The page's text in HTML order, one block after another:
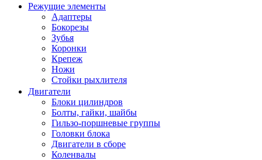
Режущие элементы
Адаптеры
Бокорезы
Зубья
Коронки
Крепеж
Ножи
Стойки рыхлителя
Двигатели
Блоки цилиндров
Болты, гайки, шайбы
Гильзо-поршневые группы
Головки блока
Двигатели в сборе
Коленвалы